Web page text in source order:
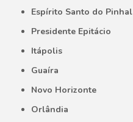
Espírito Santo do Pinhal
Presidente Epitácio
Itápolis
Guaíra
Novo Horizonte
Orlândia